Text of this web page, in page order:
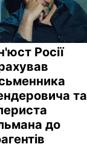
Росії
та
до